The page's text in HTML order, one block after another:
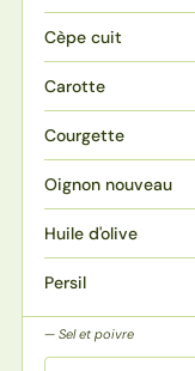
Cèpe cuit
Carotte
Courgette
Oignon nouveau
Huile d'olive
Persil
Sel et poivre